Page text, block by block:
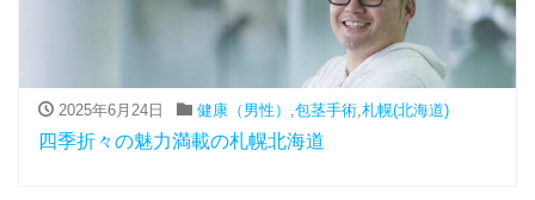
2025年6月24日 健康（男性） ,包茎手術,札幌(北海道)
四季折々の魅力満載の札幌北海道